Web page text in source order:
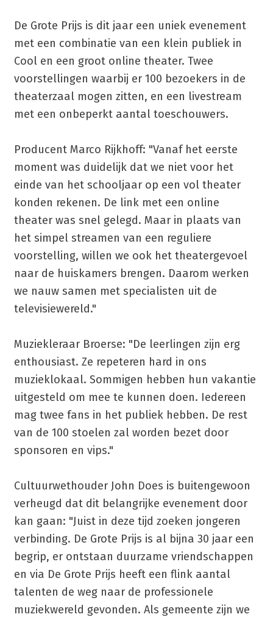
De Grote Prijs is dit jaar een uniek evenement
met een combinatie van een klein publiek in
Cool en een groot online theater. Twee
voorstellingen waarbij er 100 bezoekers in de
theaterzaal mogen zitten, en een livestream
met een onbeperkt aantal toeschouwers.
Producent Marco Rijkhoff: "Vanaf het eerste
moment was duidelijk dat we niet voor het
einde van het schooljaar op een vol theater
konden rekenen. De link met een online
theater was snel gelegd. Maar in plaats van
het simpel streamen van een reguliere
voorstelling, willen we ook het theatergevoel
naar de huiskamers brengen. Daarom werken
we nauw samen met specialisten uit de
televisiewereld."
Muziekleraar Broerse: "De leerlingen zijn erg
enthousiast. Ze repeteren hard in ons
muzieklokaal. Sommigen hebben hun vakantie
uitgesteld om mee te kunnen doen. Iedereen
mag twee fans in het publiek hebben. De rest
van de 100 stoelen zal worden bezet door
sponsoren en vips."
Cultuurwethouder John Does is buitengewoon
verheugd dat dit belangrijke evenement door
kan gaan: "Juist in deze tijd zoeken jongeren
verbinding. De Grote Prijs is al bijna 30 jaar een
begrip, er ontstaan duurzame vriendschappen
en via De Grote Prijs heeft een flink aantal
talenten de weg naar de professionele
muziekwereld gevonden. Als gemeente zijn we